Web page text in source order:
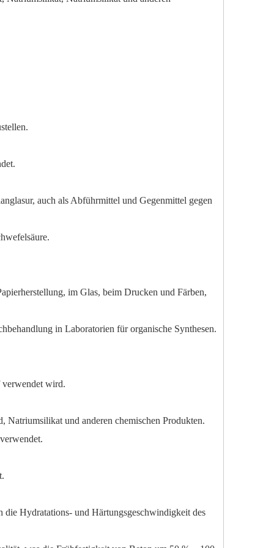
auch als Abführmittel und Gegenmittel gegen
im Glas, beim Drucken und Färben,
in Laboratorien für organische Synthesen.
wird.
und anderen chemischen Produkten.
Hydratations- und Härtungsgeschwindigkeit des